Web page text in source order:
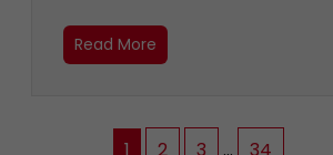
Read More